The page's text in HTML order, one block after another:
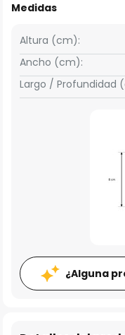
Medidas
Ancho (cm):
Altura (cm):
Largo / Profundidad
¿Alguna